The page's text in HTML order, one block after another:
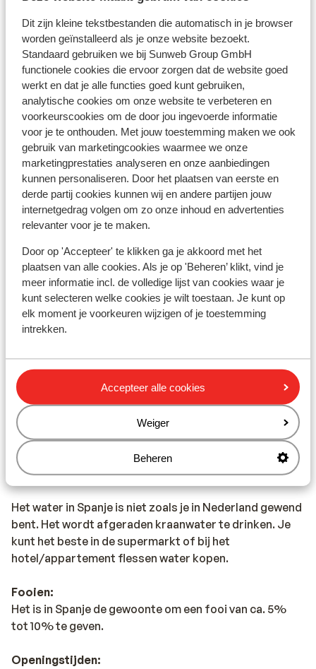
Dit zijn kleine tekstbestanden die automatisch in je browser
worden geïnstalleerd als je onze website bezoekt.
Standaard gebruiken we bij Sunweb Group GmbH
functionele cookies die ervoor zorgen dat de website goed
werkt en dat je alle functies goed kunt gebruiken,
analytische cookies om onze website te verbeteren en
voorkeurscookies om de door jou ingevoerde informatie
voor je te onthouden. Met jouw toestemming maken we ook
gebruik van marketingcookies waarmee we onze
marketingprestaties analyseren en onze aanbiedingen
kunnen personaliseren. Door het plaatsen van eerste en
derde partij cookies kunnen wij en andere partijen jouw
internetgedrag volgen om zo onze inhoud en advertenties
relevanter voor je te maken.
Door op 'Accepteer' te klikken ga je akkoord met het
plaatsen van alle cookies. Als je op 'Beheren’ klikt, vind je
meer informatie incl. de volledige lijst van cookies waar je
kunt selecteren welke cookies je wilt toestaan. Je kunt op
elk moment je voorkeuren wijzigen of je toestemming
intrekken.
Accepteer alle cookies
Weiger
Beheren
belangrijk om na te vragen of er andere regels van
toepassing zijn. Dit vraag je na bij de ambassade van
het land waar je heen wilt en de landen waar je doorheen
reist.
Let op!
VoorSpanjegeldt:
In iedere reservering dient er minimaal 1 persoon 18 jaar
of ouder te zijn.
Het reizen met de juiste documenten is jouw eigen
verantwoordelijkheid. Sunweb kan hiervoor niet
aansprakelijk worden gesteld.
Vaccinatie:
Voor actuele informatie betreffende vaccinaties en
andere gegevens over gezondheid en reizen kijk je op
de site van LCR: https://www.lcr.nl/.
Het alarmnummer in Spanje voor de politie, ambulance
en brandweer is 112.
Eten & drinken:
Spanje staat bekend om tapas (kleine hapjes) en paella
(rijst met schaaldieren). Daarnaast staat Spanje
bekend om sangria: een fruitige wijn die wordt
geserveerd in een karaf met verse vruchten
Het water in Spanje is niet zoals je in Nederland gewend
bent. Het wordt afgeraden kraanwater te drinken. Je
kunt het beste in de supermarkt of bij het
hotel/appartement flessen water kopen.
Fooien:
Het is in Spanje de gewoonte om een fooi van ca. 5%
tot 10% te geven.
Openingstijden: